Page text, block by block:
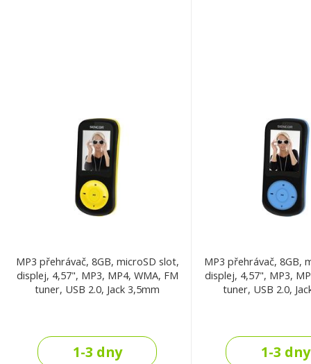
MP3 přehrávač, 8GB, microSD slot,
displej, 4,57", MP3, MP4, WMA, FM
tuner, USB 2.0, Jack 3,5mm
1-3 dny
MP3 přehrávač, 8GB,
displej, 4,57", MP3,
tuner, USB 2.0,
1-3 dny